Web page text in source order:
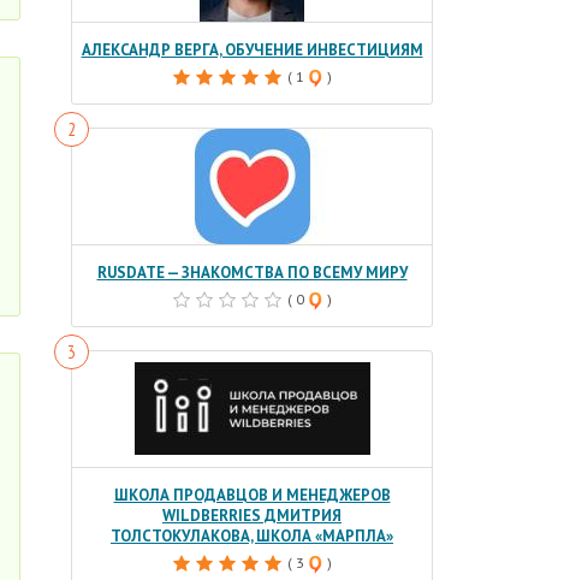
АЛЕКСАНДР ВЕРГА, ОБУЧЕНИЕ ИНВЕСТИЦИЯМ
( 1 )
RUSDATE — ЗНАКОМСТВА ПО ВСЕМУ МИРУ
( 0 )
ШКОЛА ПРОДАВЦОВ И МЕНЕДЖЕРОВ
WILDBERRIES ДМИТРИЯ
ТОЛСТОКУЛАКОВА, ШКОЛА «МАРПЛА»
( 3 )